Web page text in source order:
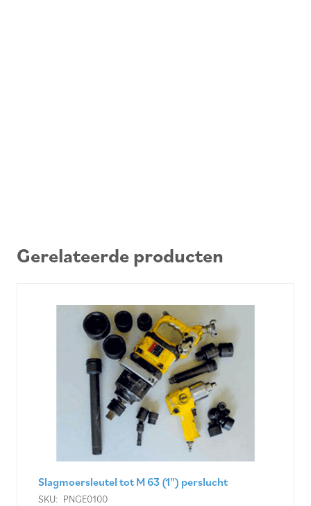
Gerelateerde producten
Slagmoersleutel tot M 63 (1") perslucht
SKU: PNGE0100